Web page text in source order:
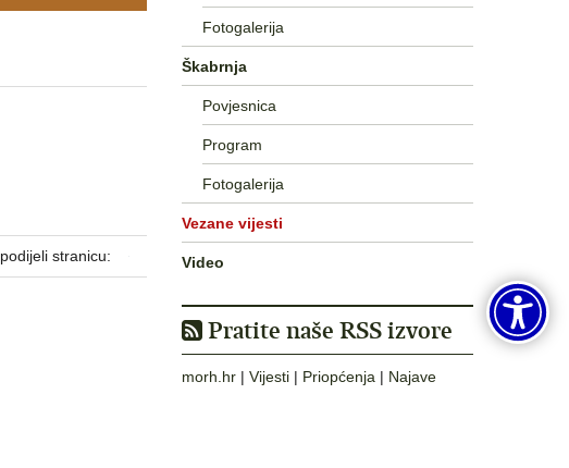
podijeli stranicu:
Fotogalerija
Škabrnja
Povjesnica
Program
Fotogalerija
Vezane vijesti
Video
Pratite naše RSS izvore
morh.hr | Vijesti | Priopćenja | Najave